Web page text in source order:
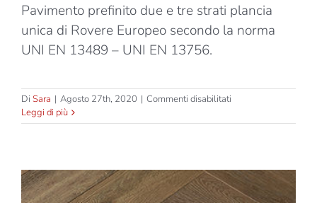
Pavimento prefinito due e tre strati plancia
unica di Rovere Europeo secondo la norma
UNI EN 13489 – UNI EN 13756.
Di Sara | Agosto 27th, 2020 | Commenti disabilitati
1919
–
Tavoloni
Leggi di più